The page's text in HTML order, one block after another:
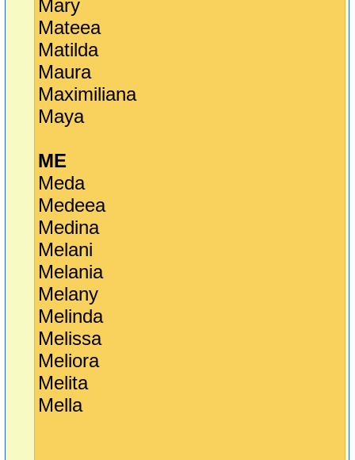
Mary
Mateea
Matilda
Maura
Maximiliana
Maya
ME
Meda
Medeea
Medina
Melani
Melania
Melany
Melinda
Melissa
Meliora
Melita
Mella